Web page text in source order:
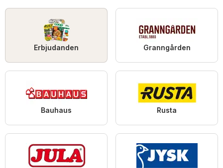
Erbjudanden Granngården
Bauhaus Rusta